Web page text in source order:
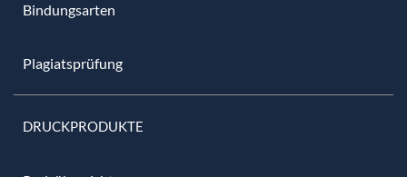
Bindungsarten
Plagiatsprüfung
DRUCKPRODUKTE